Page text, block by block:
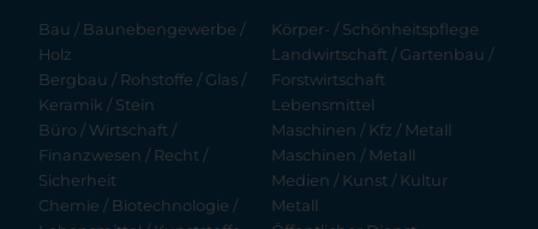
Bau / Baunebengewerbe /
Holz
Bergbau / Rohstoffe / Glas /
Keramik / Stein
Büro / Wirtschaft /
Finanzwesen / Recht /
Sicherheit
Chemie / Biotechnologie /
Körper- / Schönheitspflege
Landwirtschaft / Gartenbau /
Forstwirtschaft
Lebensmittel
Maschinen / Kfz / Metall
Maschinen / Metall
Medien / Kunst / Kultur
Metall